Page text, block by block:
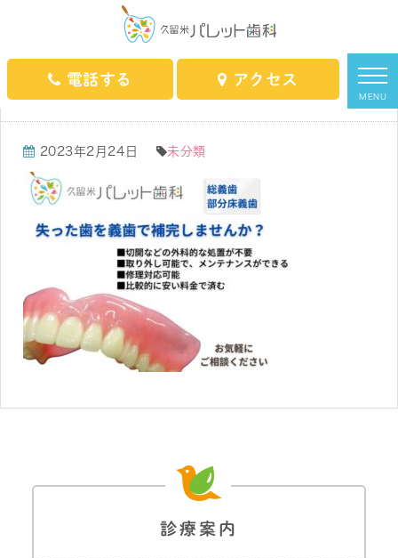
電話する アクセス
MENU
スタッフブログ
当院からのお知らせ
2023年2月24日 未分類
診療案内